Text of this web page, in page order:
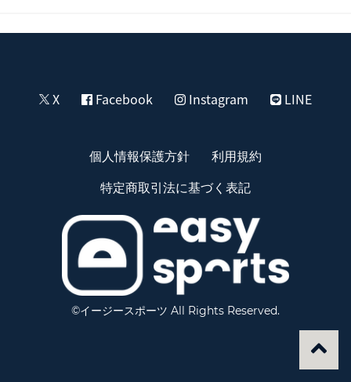
X Facebook Instagram LINE
個人情報保護方針
利用規約
特定商取引法に基づく表記
©イージースポーツ All Rights Reserved.